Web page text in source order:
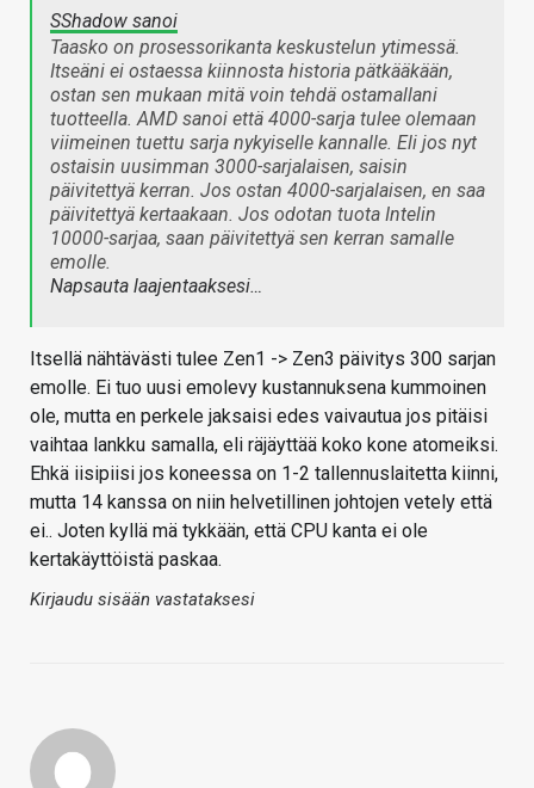
SShadow sanoi
Taasko on prosessorikanta keskustelun ytimessä.
Itseäni ei ostaessa kiinnosta historia pätkääkään,
ostan sen mukaan mitä voin tehdä ostamallani
tuotteella. AMD sanoi että 4000-sarja tulee olemaan
viimeinen tuettu sarja nykyiselle kannalle. Eli jos nyt
ostaisin uusimman 3000-sarjalaisen, saisin
päivitettyä kerran. Jos ostan 4000-sarjalaisen, en saa
päivitettyä kertaakaan. Jos odotan tuota Intelin
10000-sarjaa, saan päivitettyä sen kerran samalle
emolle.
Napsauta laajentaaksesi…
Itsellä nähtävästi tulee Zen1 -> Zen3 päivitys 300 sarjan
emolle. Ei tuo uusi emolevy kustannuksena kummoinen
ole, mutta en perkele jaksaisi edes vaivautua jos pitäisi
vaihtaa lankku samalla, eli räjäyttää koko kone atomeiksi.
Ehkä iisipiisi jos koneessa on 1-2 tallennuslaitetta kiinni,
mutta 14 kanssa on niin helvetillinen johtojen vetely että
ei.. Joten kyllä mä tykkään, että CPU kanta ei ole
kertakäyttöistä paskaa.
Kirjaudu sisään vastataksesi